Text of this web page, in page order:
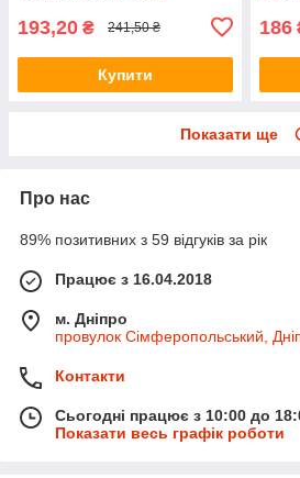
193,20 ₴ 241,50 ₴
Купити
186
Показати ще
Про нас
89% позитивних з 59 відгуків за рік
Працює з 16.04.2018
м. Дніпро
провулок Сімферопольський,
Контакти
Сьогодні працює з 10:00 до
Показати весь графік роботи